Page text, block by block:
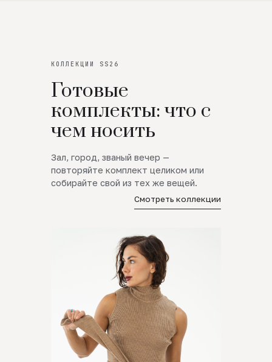
КОЛЛЕКЦИИ SS26
Готовые
комплекты: что с
чем носить
Зал, город, званый вечер —
повторяйте комплект целиком или
собирайте свой из тех же вещей.
Смотреть коллекции